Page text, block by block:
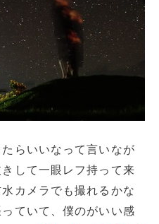
らいいなって言いなが
して一眼レフ持って来
カメラでも撮れるかな
ていて、僕のがいい感